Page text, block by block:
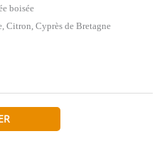
boisée
Citron, Cyprès de Bretagne